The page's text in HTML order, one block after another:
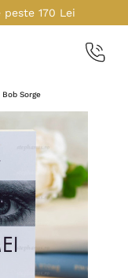
170 Lei
Sorge